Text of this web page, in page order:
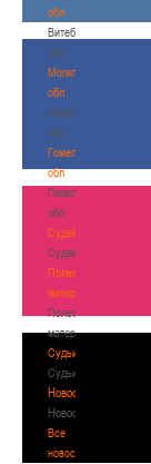
обл
Витебская
обл
Могилевская
обл
Могилевская
обл
Гомельская
обл
Гомельская
обл
Судейство
Судейство
Полезные
материалы
Полезные
материалы
Судьи
Судьи
Новости
Новости
Все
новости